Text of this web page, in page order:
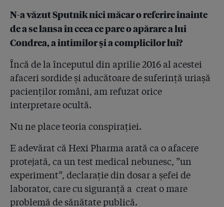
4.44
Un expert al Comisiei Europene a venit în România
după cazul Hexi Pharma: “Un dezinfectant diluat de 10
ori nu are cum să fie eficient. Statul e dator să
controleze!”
4.45
Mărturie de chirurg: ”Prin analizele din Cehia, statul
român recunoaște că și-a îmbolnăvit și chiar ucis
pacienții, folosind dezinfectanții ineficienți Hexi în
sute de spitale!”
4.46
Bogdan Gangură, directorul spitalelor lui Oprescu,
este cel care a angajat firma Conteam SRL, autoarea
rigipsului peste bacterii la Spitalul de Arși
4.47
Inspecția sanitară revine la situația care a făcut
posibilă frauda Hexi Pharma! Se pregătesc șefi noi în
40 de județe
N-a văzut Sputnik nici măcar o referire înainte
de a se lansa în ceea ce pare o apărare a lui
Condrea, a intimilor și a complicilor lui?
Încă de la începutul din aprilie 2016 al acestei
afaceri sordide și aducătoare de suferință uriașă
pacienților români, am refuzat orice
interpretare ocultă.
Nu ne place teoria conspirației.
E adevărat că Hexi Pharma arată ca o afacere
protejată, ca un test medical nebunesc, ”un
experiment”, declarație din dosar a șefei de
laborator, care cu siguranță a creat o mare
problemă de sănătate publică.